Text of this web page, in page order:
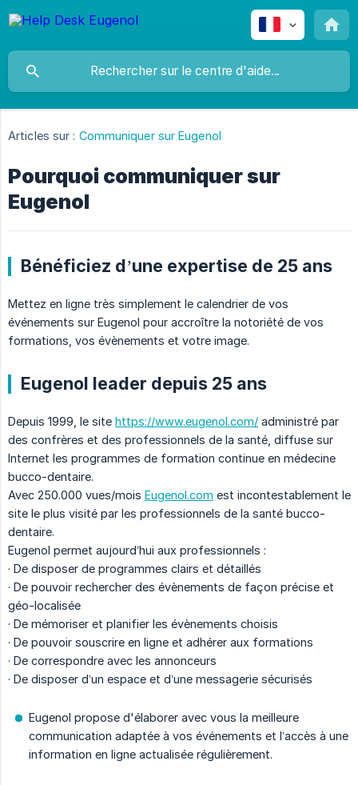
Articles sur : Communiquer sur Eugenol
Pourquoi communiquer sur
Eugenol
Bénéficiez d’une expertise de 25 ans
Mettez en ligne très simplement le calendrier de vos
événements sur Eugenol pour accroître la notoriété de vos
formations, vos évènements et votre image.
Eugenol leader depuis 25 ans
Depuis 1999, le site https://www.eugenol.com/ administré par
des confrères et des professionnels de la santé, diffuse sur
Internet les programmes de formation continue en médecine
bucco-dentaire.
Avec 250.000 vues/mois Eugenol.com est incontestablement le
site le plus visité par les professionnels de la santé bucco-
dentaire.
Eugenol permet aujourd’hui aux professionnels :
· De disposer de programmes clairs et détaillés
· De pouvoir rechercher des évènements de façon précise et
géo-localisée
· De mémoriser et planifier les évènements choisis
· De pouvoir souscrire en ligne et adhérer aux formations
· De correspondre avec les annonceurs
· De disposer d’un espace et d’une messagerie sécurisés
Eugenol propose d'élaborer avec vous la meilleure
communication adaptée à vos événements et l’accès à une
information en ligne actualisée régulièrement.